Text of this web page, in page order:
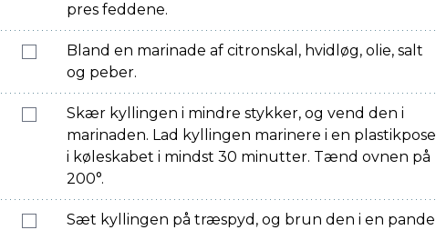
pres feddene.
Bland en marinade af citronskal, hvidløg, olie, salt
og peber.
Skær kyllingen i mindre stykker, og vend den i
marinaden. Lad kyllingen marinere i en plastikpose
i køleskabet i mindst 30 minutter. Tænd ovnen på
200°.
Sæt kyllingen på træspyd, og brun den i en pande